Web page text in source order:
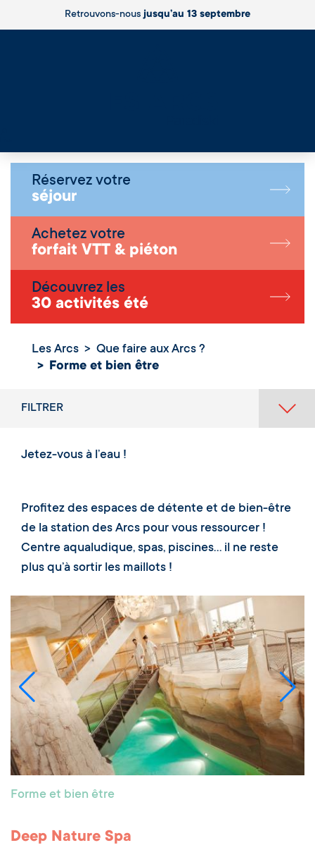
Retrouvons-nousjusqu’au 13 septembre
Réservez votre
séjour
Achetez votre
forfait VTT & piéton
Découvrez les
30 activités été
Les Arcs
Que faire aux Arcs ?
Forme et bien être
Forme et bien
FILTRER
Jetez-vous à l’eau !
Profitez des espaces de détente et de bien-être
de la station des Arcs pour vous ressourcer !
Centre aqualudique, spas, piscines… il ne reste
plus qu’à sortir les maillots !
Forme et bien être
Deep Nature Spa